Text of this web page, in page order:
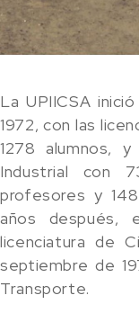
La UPIICSA
1972, con las
1278 alumnos,
Industrial con
profesores y
años después,
licenciatura de
septiembre de
Transporte.